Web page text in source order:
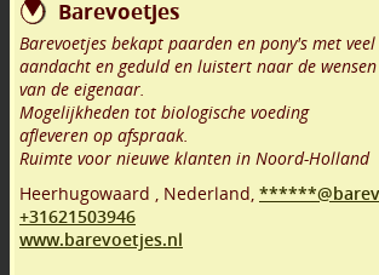
Barevoetjes
Barevoetjes bekapt paarden en pony's met veel
aandacht en geduld en luistert naar de wensen
van de eigenaar.
Mogelijkheden tot biologische voeding
afleveren op afspraak.
Ruimte voor nieuwe klanten in Noord-Holland
Heerhugowaard , Nederland,
+31621503946
www.barevoetjes.nl